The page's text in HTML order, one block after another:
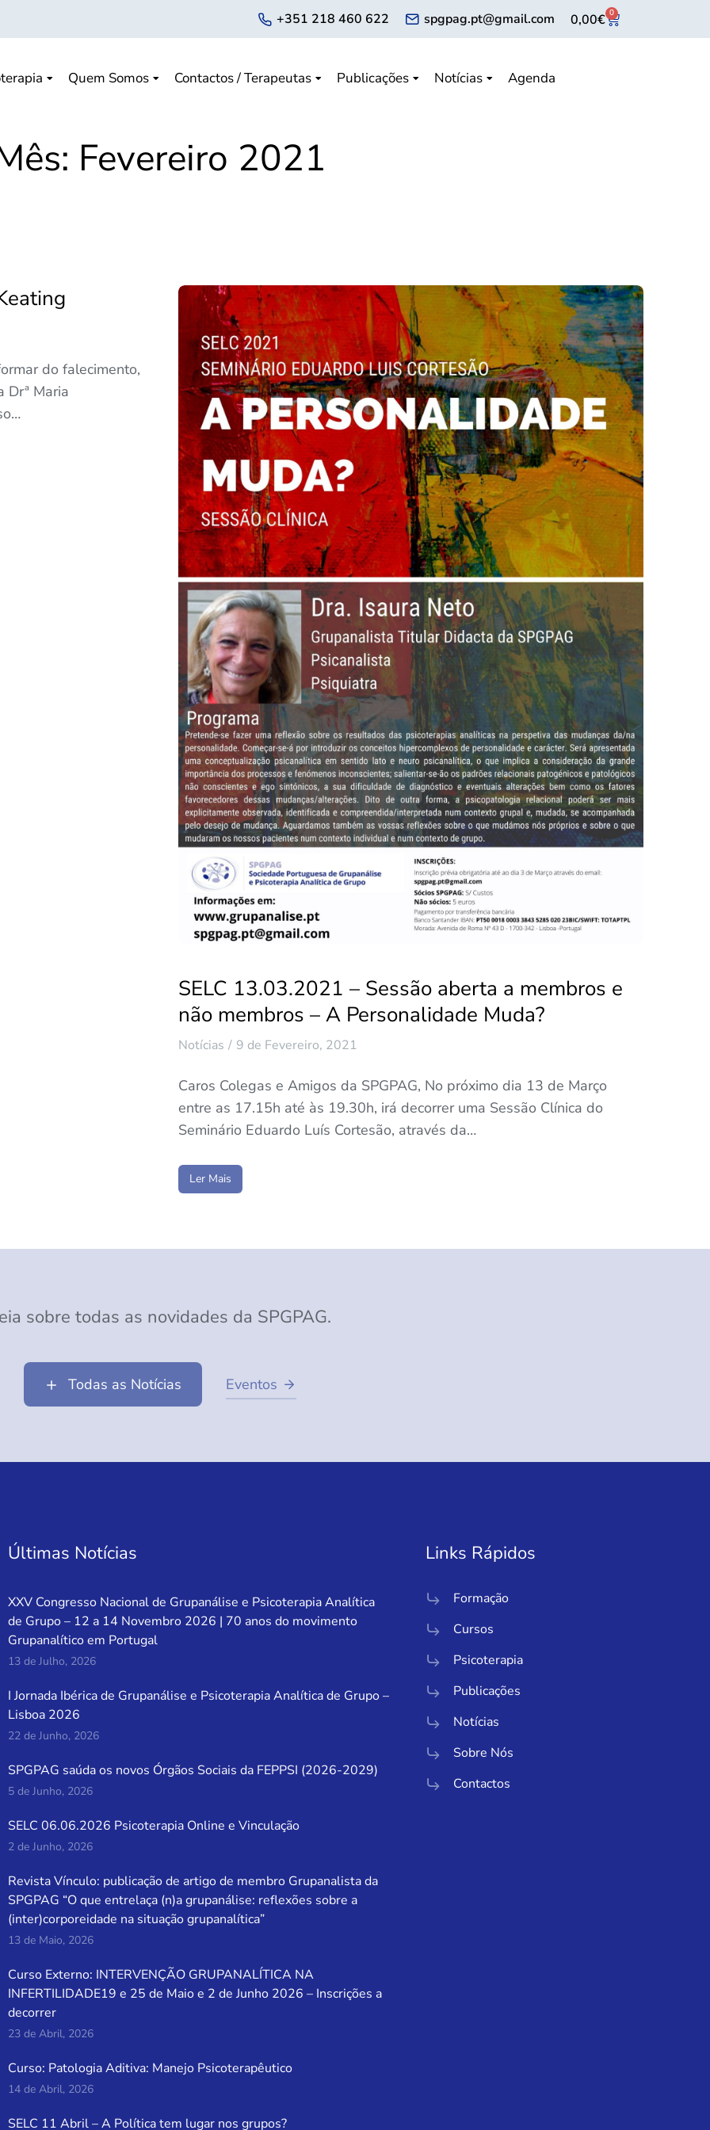
+351 218 460 622 spgpag.pt@gmail.com 0,00€ 0
Quem Somos Contactos / Terapeutas Publicações Notícias Agenda
Fevereiro 2021
do falecimento,
Maria
SELC 13.03.2021 – Sessão aberta a membros e
não membros – A Personalidade Muda?
Notícias 9 de Fevereiro, 2021
Caros Colegas e Amigos da SPGPAG, No próximo dia 13 de Março
entre as 17.15h até às 19.30h, irá decorrer uma Sessão Clínica do
Seminário Eduardo Luís Cortesão, através da…
Ler Mais
sobre todas as novidades da SPGPAG.
Todas as Notícias Eventos
Últimas Notícias
XXV Congresso Nacional de Grupanálise e Psicoterapia Analítica
de Grupo – 12 a 14 Novembro 2026 | 70 anos do movimento
Grupanalítico em Portugal
13 de Julho, 2026
I Jornada Ibérica de Grupanálise e Psicoterapia Analítica de Grupo –
Lisboa 2026
22 de Junho, 2026
SPGPAG saúda os novos Órgãos Sociais da FEPPSI (2026-2029)
5 de Junho, 2026
SELC 06.06.2026 Psicoterapia Online e Vinculação
2 de Junho, 2026
Revista Vínculo: publicação de artigo de membro Grupanalista da
SPGPAG “O que entrelaça (n)a grupanálise: reflexões sobre a
(inter)corporeidade na situação grupanalítica”
13 de Maio, 2026
Curso Externo: INTERVENÇÃO GRUPANALÍTICA NA
INFERTILIDADE19 e 25 de Maio e 2 de Junho 2026 – Inscrições a
decorrer
23 de Abril, 2026
Curso: Patologia Aditiva: Manejo Psicoterapêutico
14 de Abril, 2026
SELC 11 Abril – A Política tem lugar nos grupos?
Links Rápidos
Formação
Cursos
Psicoterapia
Publicações
Notícias
Sobre Nós
Contactos